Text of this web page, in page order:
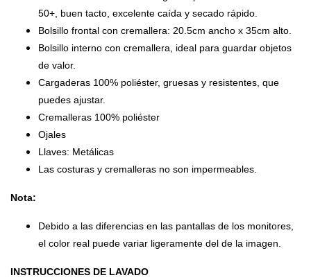
50+, buen tacto, excelente caída y secado rápido.
Bolsillo frontal con cremallera: 20.5cm ancho x 35cm alto.
Bolsillo interno con cremallera, ideal para guardar objetos
de valor.
Cargaderas 100% poliéster, gruesas y resistentes, que
puedes ajustar.
Cremalleras 100% poliéster
Ojales
Llaves: Metálicas
Las costuras y cremalleras no son impermeables.
Nota:
Debido a las diferencias en las pantallas de los monitores,
el color real puede variar ligeramente del de la imagen.
INSTRUCCIONES DE LAVADO